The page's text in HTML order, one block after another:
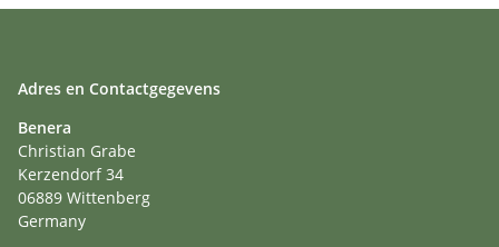
Adres en Contactgegevens
Benera
Christian Grabe
Kerzendorf 34
06889 Wittenberg
Germany